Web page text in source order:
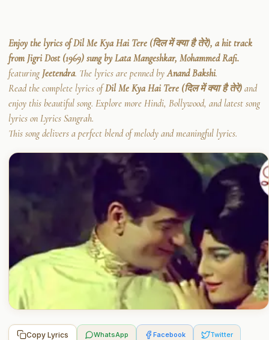
Enjoy the lyrics of Dil Me Kya Hai Tere (दिल में क्या है तेरे), a hit track
from Jigri Dost (1969) sung by Lata Mangeshkar, Mohammed Rafi.
featuring Jeetendra. The lyrics are penned byAnand Bakshi.
Read the complete lyrics ofDil Me Kya Hai Tere (दिल में क्या है तेरे) and
enjoy this beautiful song. Explore more Hindi, Bollywood, and latest song
lyrics on Lyrics Sangrah.
This song delivers a perfect blend of melody and meaningful lyrics.
Copy Lyrics WhatsApp Facebook Twitter